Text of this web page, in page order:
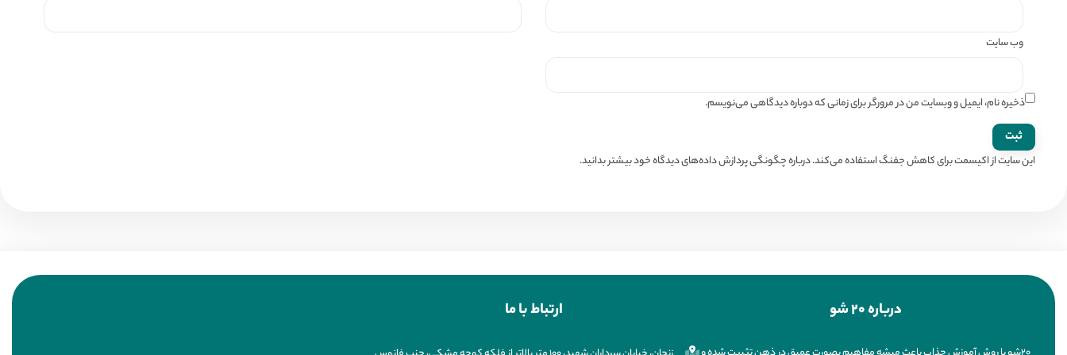
وب‌ سایت
ذخیره نام، ایمیل و وبسایت من در مرورگر برای زمانی که دوباره دیدگاهی می‌نویسم.
این سایت از اکیسمت برای کاهش جفنگ استفاده می‌کند.درباره چگونگی پردازش داده‌های دیدگاه خود بیشتر بدانید.
درباره 20 شو ارتباط با ما